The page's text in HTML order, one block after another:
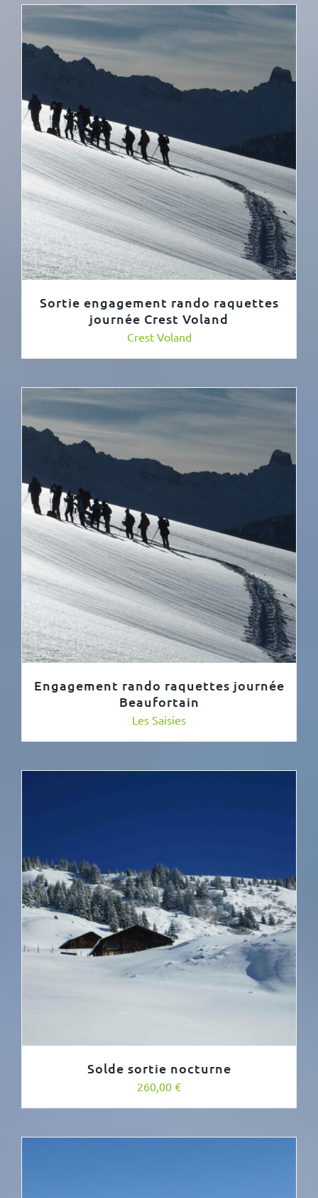
Sortie engagement rando raquettes
journée Crest Voland
Crest Voland
Engagement rando raquettes journée
Beaufortain
Les Saisies
Solde sortie nocturne
260,00 €